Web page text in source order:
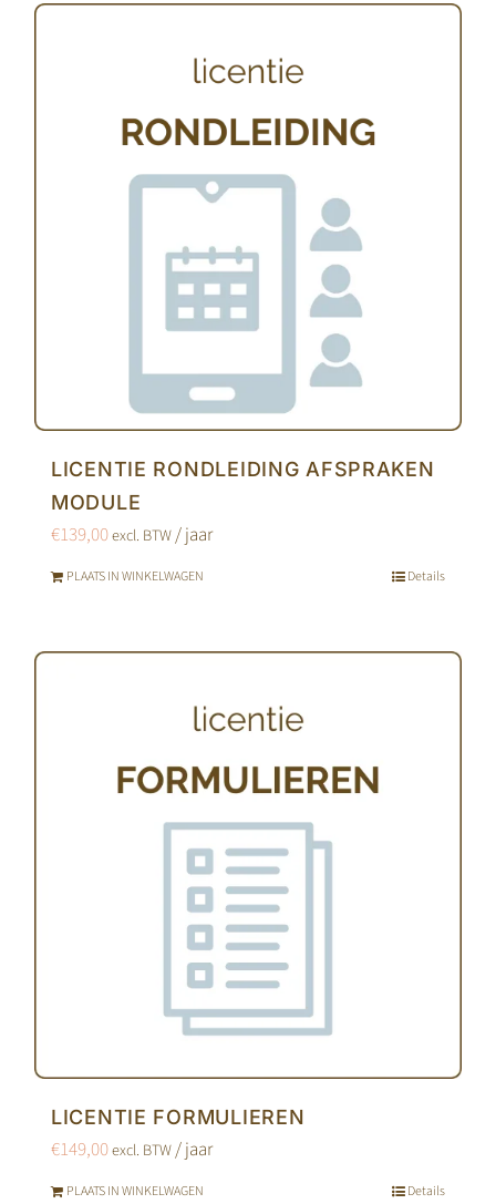
LICENTIE RONDLEIDING AFSPRAKEN
MODULE
€139,00excl. BTW/ jaar
PLAATS IN WINKELWAGEN Details
LICENTIE FORMULIEREN
€149,00excl. BTW/ jaar
PLAATS IN WINKELWAGEN Details